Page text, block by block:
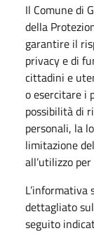
Il Comune di
della
garantire il
privacy e di
cittadini e
o esercitare i
possibilità di
personali, la
limitazione
all’utilizzo
L’informativa
dettagliato
seguito